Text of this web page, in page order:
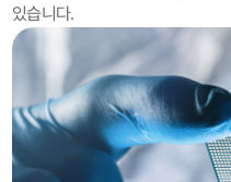
있습니다.